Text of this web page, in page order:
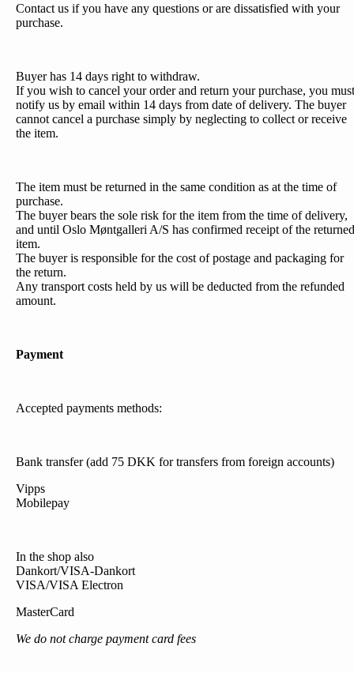
Contact us if you have any questions or are dissatisfied with your
purchase.
Buyer has 14 days right to withdraw.
If you wish to cancel your order and return your purchase, you must
notify us by email within 14 days from date of delivery. The buyer
cannot cancel a purchase simply by neglecting to collect or receive
the item.
The item must be returned in the same condition as at the time of
purchase.
The buyer bears the sole risk for the item from the time of delivery,
and until Oslo Møntgalleri A/S has confirmed receipt of the returned
item.
The buyer is responsible for the cost of postage and packaging for
the return.
Any transport costs held by us will be deducted from the refunded
amount.
Payment
Accepted payments methods:
Bank transfer (add 75 DKK for transfers from foreign accounts)
Vipps
Mobilepay
In the shop also
Dankort/VISA-Dankort
VISA/VISA Electron
MasterCard
We do not charge payment card fees